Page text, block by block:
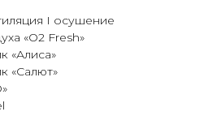
I осушение
«O2 Fresh»
«Алиса»
«Салют»